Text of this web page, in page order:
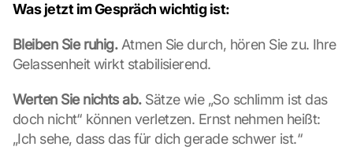
Was jetzt im Gespräch wichtig ist:
Bleiben Sie ruhig. Atmen Sie durch, hören Sie zu. Ihre
Gelassenheit wirkt stabilisierend.
Werten Sie nichts ab. Sätze wie „So schlimm ist das
doch nicht“ können verletzen. Ernst nehmen heißt:
„Ich sehe, dass das für dich gerade schwer ist.“